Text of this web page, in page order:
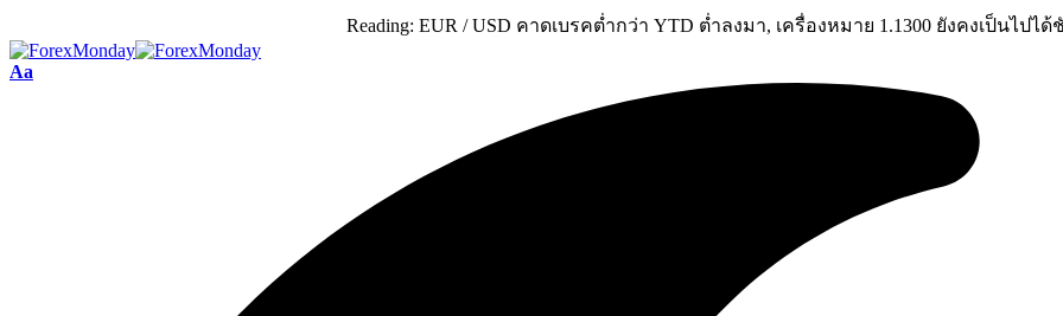
Reading: EUR / USD คาดเบรคต่ำกว่า YTD ต่ำลงมา, เครื่องหมาย 1.1300 ยังคงเป็นไปได้
Aa